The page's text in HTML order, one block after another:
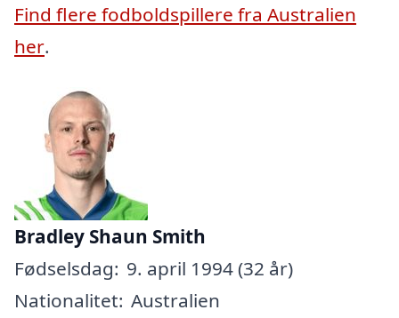
Find flere fodboldspillere fra Australien
her.
Bradley Shaun Smith
Fødselsdag: 9. april 1994 (32 år)
Nationalitet: Australien